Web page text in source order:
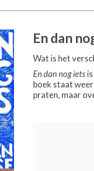
En dan
Wat is het
En dan nog iets
boek staat
praten, maar